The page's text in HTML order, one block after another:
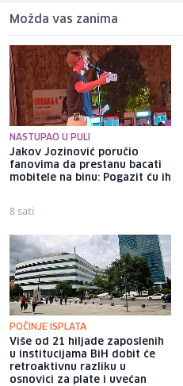
Možda vas zanima
NASTUPAO U PULI
Jakov Jozinović poručio
fanovima da prestanu bacati
mobitele na binu: Pogazit ću ih
8 sati
POČINJE ISPLATA
Više od 21 hiljade zaposlenih
u institucijama BiH dobit će
retroaktivnu razliku u
osnovici za plate i uvećan